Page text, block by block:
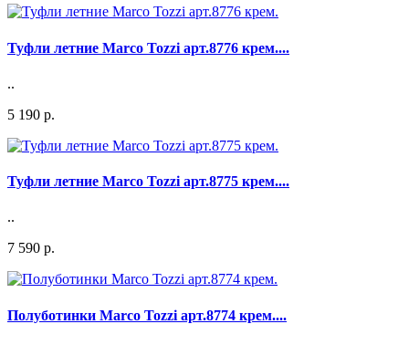
Туфли летние Marco Tozzi арт.8776 крем....
..
5 190 р.
Туфли летние Marco Tozzi арт.8775 крем....
..
7 590 р.
Полуботинки Marco Tozzi арт.8774 крем....